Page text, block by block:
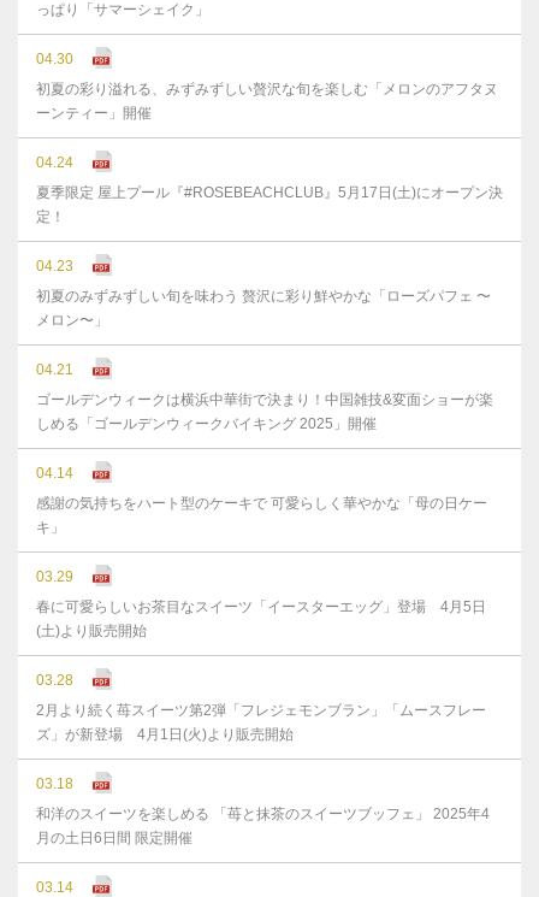
っぱり「サマーシェイク」
04.30
初夏の彩り溢れる、みずみずしい贅沢な旬を楽しむ「メロンのアフタヌ
ーンティー」開催
04.24
夏季限定 屋上プール『#ROSEBEACHCLUB』5月17日(土)にオープン決
定！
04.23
初夏のみずみずしい旬を味わう 贅沢に彩り鮮やかな「ローズパフェ 〜
メロン〜」
04.21
ゴールデンウィークは横浜中華街で決まり！中国雑技&変面ショーが楽
しめる「ゴールデンウィークバイキング 2025」開催
04.14
感謝の気持ちをハート型のケーキで 可愛らしく華やかな「母の日ケー
キ」
03.29
春に可愛らしいお茶目なスイーツ「イースターエッグ」登場 4月5日
(土)より販売開始
03.28
2月より続く苺スイーツ第2弾「フレジェモンブラン」「ムースフレー
ズ」が新登場 4月1日(火)より販売開始
03.18
和洋のスイーツを楽しめる 「苺と抹茶のスイーツブッフェ」 2025年4
月の土日6日間 限定開催
03.14